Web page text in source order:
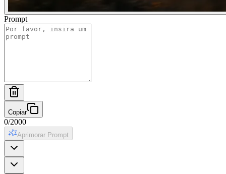
Prompt
Copiar
0/2000
Aprimorar Prompt